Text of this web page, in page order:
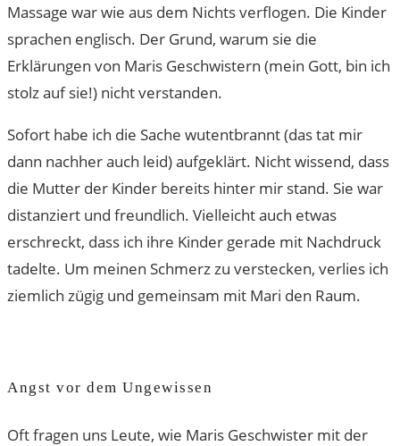
Massage war wie aus dem Nichts verflogen. Die Kinder
sprachen englisch. Der Grund, warum sie die
Erklärungen von Maris Geschwistern (mein Gott, bin ich
stolz auf sie!) nicht verstanden.
Sofort habe ich die Sache wutentbrannt (das tat mir
dann nachher auch leid) aufgeklärt. Nicht wissend, dass
die Mutter der Kinder bereits hinter mir stand. Sie war
distanziert und freundlich. Vielleicht auch etwas
erschreckt, dass ich ihre Kinder gerade mit Nachdruck
tadelte. Um meinen Schmerz zu verstecken, verlies ich
ziemlich zügig und gemeinsam mit Mari den Raum.
Angst vor dem Ungewissen
Oft fragen uns Leute, wie Maris Geschwister mit der